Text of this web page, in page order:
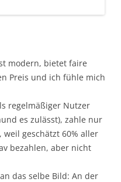
modern, bietet faire
Preis und ich fühle mich
regelmäßiger Nutzer
es zulässt), zahle nur
geschätzt 60% aller
bezahlen, aber nicht
das selbe Bild: An der